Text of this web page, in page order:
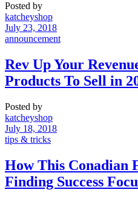
Posted by
katcheyshop
July 23, 2018
announcement
Rev Up Your
Products To Sell in
Posted by
katcheyshop
July 18, 2018
tips & tricks
How This Conadian
Finding Success